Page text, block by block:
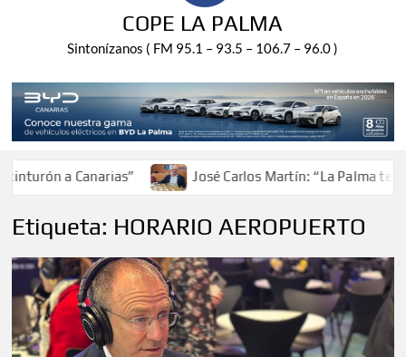
COPE LA PALMA
Sintonízanos ( FM 95.1 – 93.5 – 106.7 – 96.0 )
a Canarias” José Carlos Martín: “La Palma tendrá
Etiqueta: HORARIO AEROPUERTO